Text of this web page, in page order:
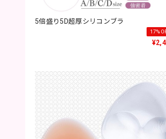
5倍盛り5D超厚シリコンブラ